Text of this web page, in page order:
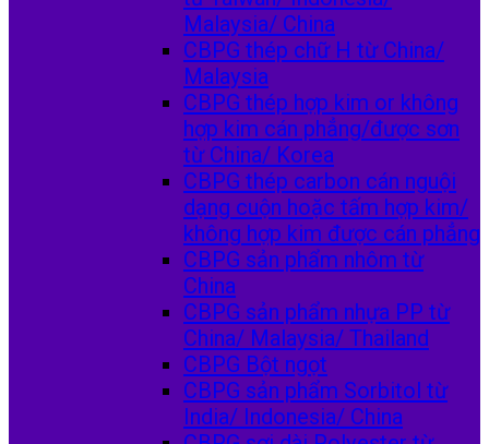
Malaysia/ China
CBPG thép chữ H từ China/
Malaysia
CBPG thép hợp kim or không
hợp kim cán phẳng/được sơn
từ China/ Korea
CBPG thép carbon cán nguội
dạng cuộn hoặc tấm hợp kim/
không hợp kim được cán phẳng
CBPG sản phẩm nhôm từ
China
CBPG sản phẩm nhựa PP từ
China/ Malaysia/ Thailand
CBPG Bột ngọt
CBPG sản phẩm Sorbitol từ
India/ Indonesia/ China